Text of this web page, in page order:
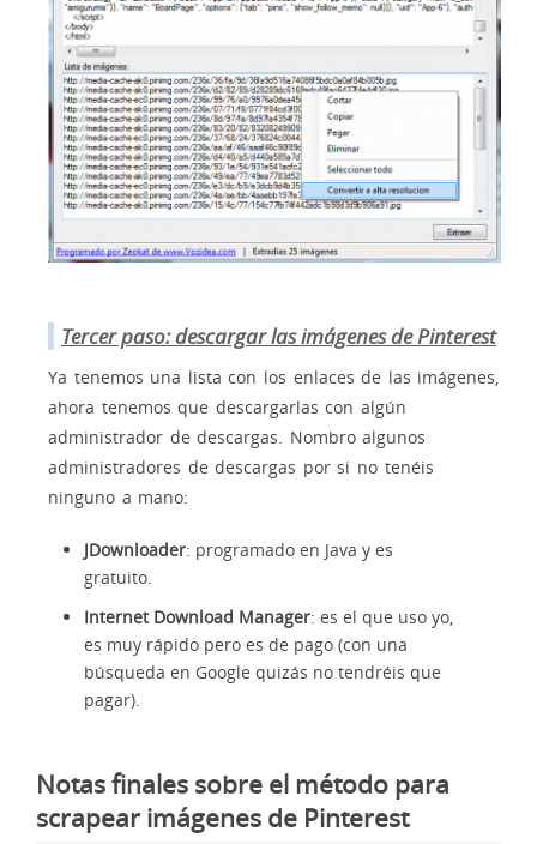
Tercer paso: descargar las imágenes de Pinterest
Ya tenemos una lista con los enlaces de las imágenes,
ahora tenemos que descargarlas con algún
administrador de descargas. Nombro algunos
administradores de descargas por si no tenéis
ninguno a mano:
JDownloader: programado en Java y es
gratuito.
Internet Download Manager: es el que uso yo,
es muy rápido pero es de pago (con una
búsqueda en Google quizás no tendréis que
pagar).
Notas finales sobre el método para
scrapear imágenes de Pinterest